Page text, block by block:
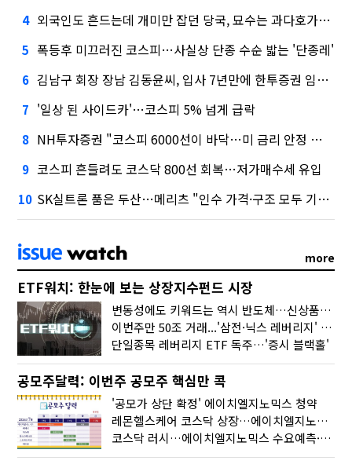
4 외국인도 흔드는데 개미만 잡던 당국, 묘수는 과다호가부담금?
5 폭등후 미끄러진 코스피…사실상 단종 수순 밟는 '단종레'
6 김남구 회장 장남 김동윤씨, 입사 7년만에 한투증권 임원 승진
7 '일상 된 사이드카'…코스피 5% 넘게 급락
8 NH투자증권 "코스피 6000선이 바닥…미 금리 안정 후 추가 회복"
9 코스피 흔들려도 코스닥 800선 회복…저가매수세 유입
10 SK실트론 품은 두산…메리츠 "인수 가격·구조 모두 기대 이상"
more
ETF워치: 한눈에 보는 상장지수펀드 시장
변동성에도 키워드는 역시 반도체…신상품은 우주·방산
이번주만 50조 거래...'삼전·닉스 레버리지' 수익률은 -30%
단일종목 레버리지 ETF 독주…'증시 블랙홀'
공모주달력: 이번주 공모주 핵심만 콕
'공모가 상단 확정' 에이치엘지노믹스 청약
레몬헬스케어 코스닥 상장…에이치엘지노믹스 수요예측
코스닥 러시…에이치엘지노믹스 수요예측·레메디 청약